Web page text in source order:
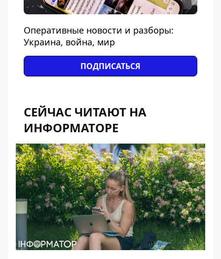
Оперативные новости и разборы:
Украина, война, мир
ПОДПИСАТЬСЯ
СЕЙЧАС ЧИТАЮТ НА
ИНФОРМАТОРЕ